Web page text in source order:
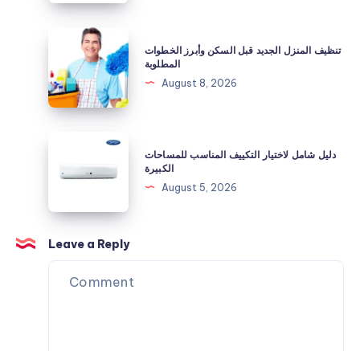
المناسب
الاستهلاك
المرتفع
المنزل
الجديد
قبل
السكن
المطلوبة
تنظيف المنزل الجديد قبل السكن وأبرز الخطوات
المطلوبة
August 8, 2026
لاختيار
المناسب
للمساحات
الكبيرة
دليل شامل لاختيار التكييف المناسب للمساحات
الكبيرة
August 5, 2026
Leave a Reply